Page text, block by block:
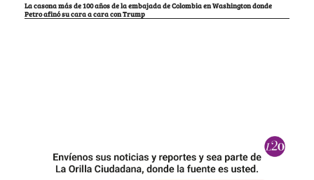
La casona más de 100 años de la embajada de Colombia en Washington donde
Petro afinó su cara a cara con Trump